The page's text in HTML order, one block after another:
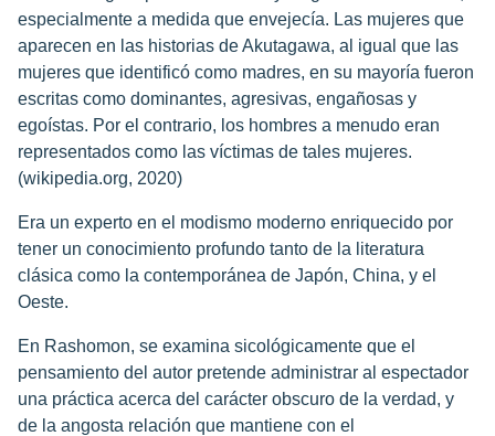
especialmente a medida que envejecía. Las mujeres que
aparecen en las historias de Akutagawa, al igual que las
mujeres que identificó como madres, en su mayoría fueron
escritas como dominantes, agresivas, engañosas y
egoístas. Por el contrario, los hombres a menudo eran
representados como las víctimas de tales mujeres.
(wikipedia.org, 2020)
Era un experto en el modismo moderno enriquecido por
tener un conocimiento profundo tanto de la literatura
clásica como la contemporánea de Japón, China, y el
Oeste.
En Rashomon, se examina sicológicamente que el
pensamiento del autor pretende administrar al espectador
una práctica acerca del carácter obscuro de la verdad, y
de la angosta relación que mantiene con el